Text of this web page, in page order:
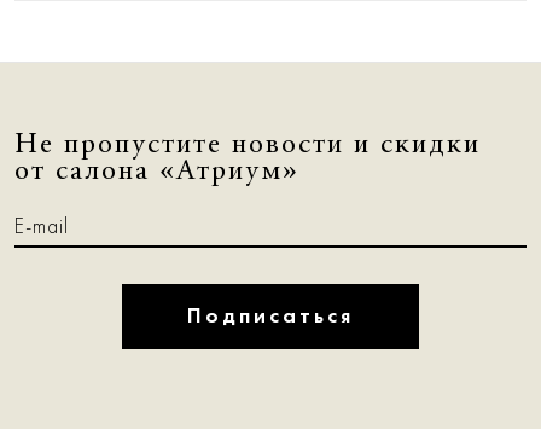
Не пропустите новости и скидки
от салона «Атриум»
Подписаться